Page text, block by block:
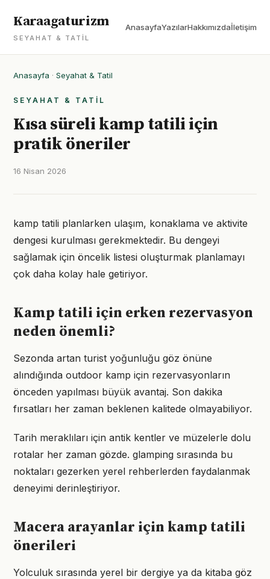
Karaagaturizm
SEYAHAT & TATIL
AnasayfaYazılarHakkımızdaİletişim
Anasayfa · Seyahat & Tatil
SEYAHAT & TATIL
Kısa süreli kamp tatili için
pratik öneriler
16 Nisan 2026
kamp tatili planlarken ulaşım, konaklama ve aktivite
dengesi kurulması gerekmektedir. Bu dengeyi
sağlamak için öncelik listesi oluşturmak planlamayı
çok daha kolay hale getiriyor.
Kamp tatili için erken rezervasyon
neden önemli?
Sezonda artan turist yoğunluğu göz önüne
alındığında outdoor kamp için rezervasyonların
önceden yapılması büyük avantaj. Son dakika
fırsatları her zaman beklenen kalitede olmayabiliyor.
Tarih meraklıları için antik kentler ve müzelerle dolu
rotalar her zaman gözde. glamping sırasında bu
noktaları gezerken yerel rehberlerden faydalanmak
deneyimi derinleştiriyor.
Macera arayanlar için kamp tatili
önerileri
Yolculuk sırasında yerel bir dergiye ya da kitaba göz